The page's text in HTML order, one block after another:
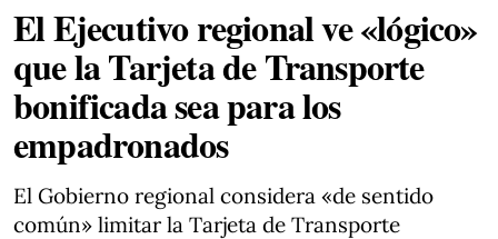
El Ejecutivo regional ve «lógico»
que la Tarjeta de Transporte
bonificada sea para los
empadronados
El Gobierno regional considera «de sentido
común» limitar la Tarjeta de Transporte